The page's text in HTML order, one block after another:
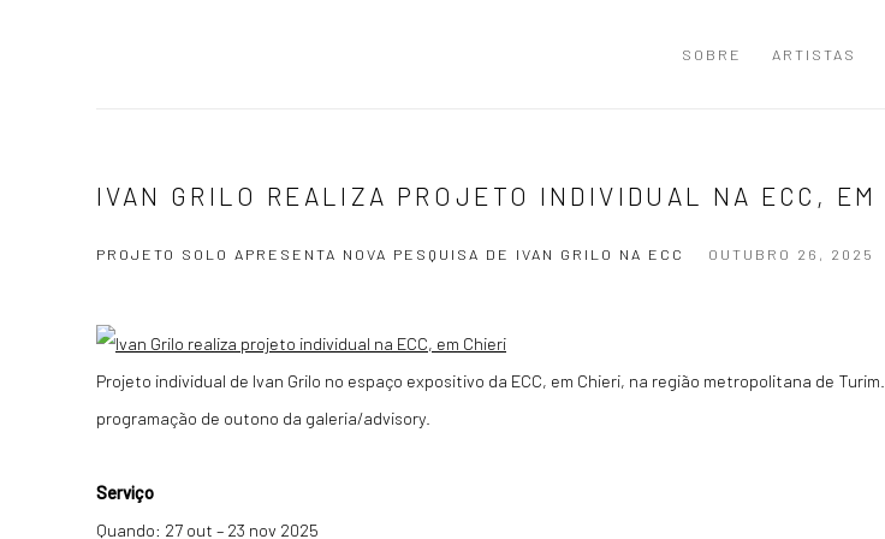
SOBRE ARTISTAS
IVAN GRILO REALIZA PROJETO INDIVIDUAL NA ECC, EM
PROJETO SOLO APRESENTA NOVA PESQUISA DE IVAN GRILO NA ECC OUTUBRO 26, 2025
Projeto individual de Ivan Grilo no espaço expositivo da ECC, em Chieri, na região metropolitana de
programação de outono da galeria/advisory.
Serviço
Quando: 27 out – 23 nov 2025